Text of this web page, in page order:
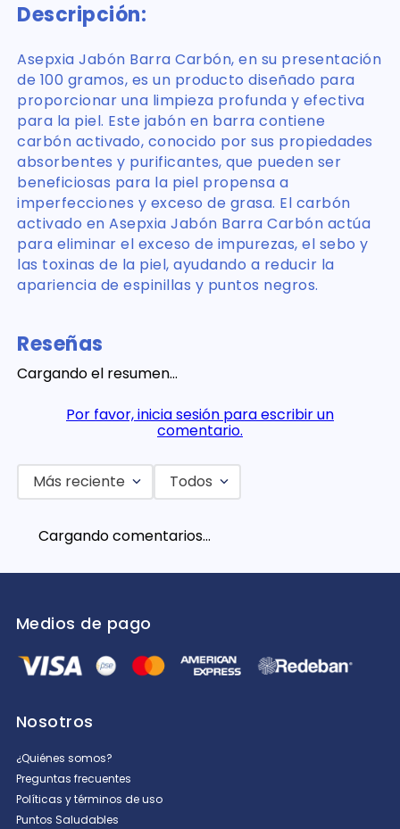
Descripción:
Asepxia Jabón Barra Carbón, en su presentación
de 100 gramos, es un producto diseñado para
proporcionar una limpieza profunda y efectiva
para la piel. Este jabón en barra contiene
carbón activado, conocido por sus propiedades
absorbentes y purificantes, que pueden ser
beneficiosas para la piel propensa a
imperfecciones y exceso de grasa. El carbón
activado en Asepxia Jabón Barra Carbón actúa
para eliminar el exceso de impurezas, el sebo y
las toxinas de la piel, ayudando a reducir la
apariencia de espinillas y puntos negros.
Reseñas
Cargando el resumen…
Por favor, inicia sesión para escribir un
comentario.
Más reciente Todos
Cargando comentarios…
Medios de pago
Nosotros
¿Quiénes somos?
Preguntas frecuentes
Políticas y términos de uso
Puntos Saludables